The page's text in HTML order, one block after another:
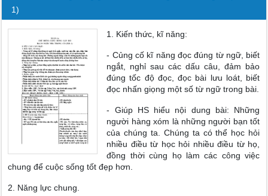
1)
1. Kiến thức, kĩ năng:
- Củng cố kĩ năng đọc đúng từ ngữ, biết
ngắt, nghỉ sau các dấu câu, đảm bảo
đúng tốc độ đọc, đọc bài lưu loát, biết
đọc nhấn giọng một số từ ngữ trong bài.
- Giúp HS hiểu nội dung bài: Những
người hàng xóm là những người bạn tốt
của chúng ta. Chúng ta có thể học hỏi
nhiều điều từ học hỏi nhiều điều từ họ,
đồng thời cùng họ làm các công việc
chung để cuộc sống tốt đẹp hơn.
2. Năng lực chung.